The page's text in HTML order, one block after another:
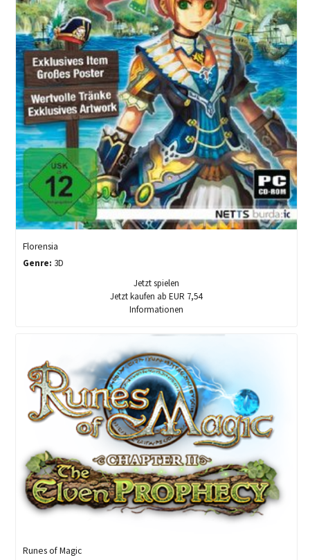
Florensia
Genre: 3D
Jetzt spielen
Jetzt kaufen ab EUR 7,54
Informationen
Runes of Magic